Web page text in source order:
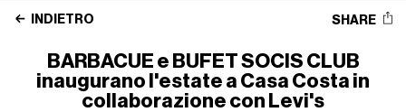
INDIETRO SHARE
BARBACUE e BUFET SOCIS CLUB
inaugurano l'estate a Casa Costa in
collaborazione con Levi's